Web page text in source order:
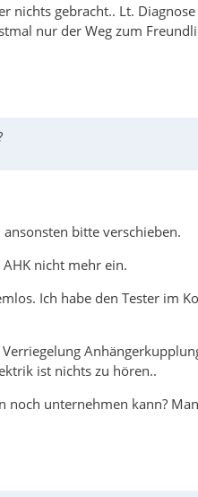
nichts gebracht.. Lt.
nur der Weg zum
bitte verschieben.
nicht mehr ein.
Ich habe den Tester im
ist nichts zu hören..
noch unternehmen kann?